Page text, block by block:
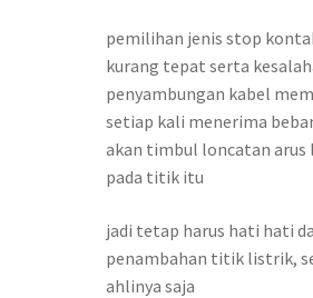
pemilihan jenis stop
kurang tepat serta
penyambungan kabel
setiap kali menerima
akan timbul loncatan
pada titik itu
jadi tetap harus hati hati
penambahan titik listrik,
ahlinya saja